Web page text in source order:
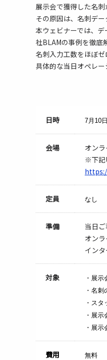
展示会で獲得した名刺
その原因は、名刺デー
本ウェビナーでは、
社BLAMの事例を徹底
名刺入力工数をほぼ
具体的な当日オペレー
日時 7月10日
会場
オン
※下記
定員 なし
準備
当日
オン
イン
対象
・展
・名
・ス
・展
・展
費用 無料